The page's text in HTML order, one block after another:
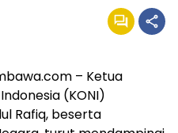
– Ketua
(KONI)
Rafiq, beserta